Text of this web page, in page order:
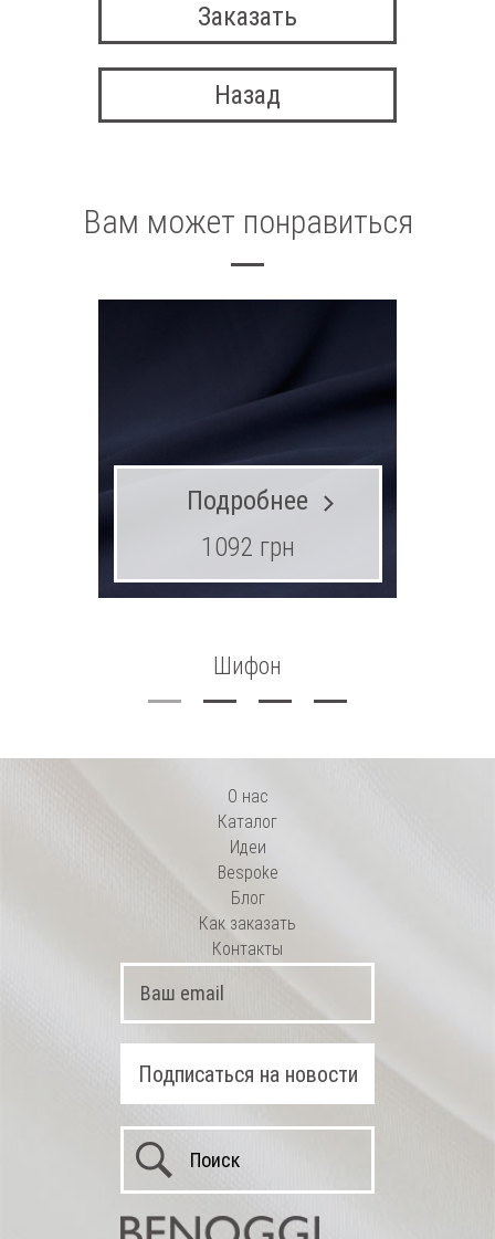
Заказать
Назад
Вам может понравиться
Шифон
Подробнее
1092 грн
О нас
Каталог
Идеи
Bespoke
Блог
Как заказать
Контакты